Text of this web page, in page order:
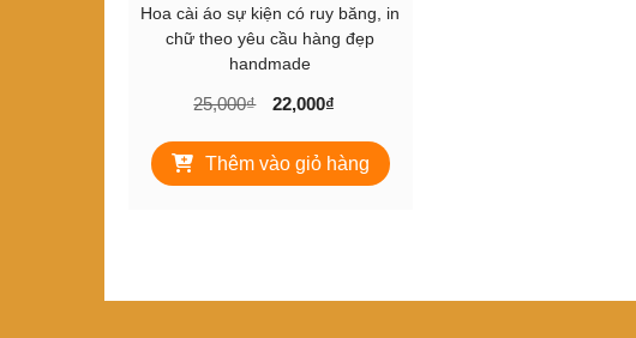
Hoa cài áo sự kiện có ruy băng, in
chữ theo yêu cầu hàng đẹp
handmade
25,000₫
Giá
là:
25,000₫.
22,000₫
tại
là:
Thêm vào giỏ hàng